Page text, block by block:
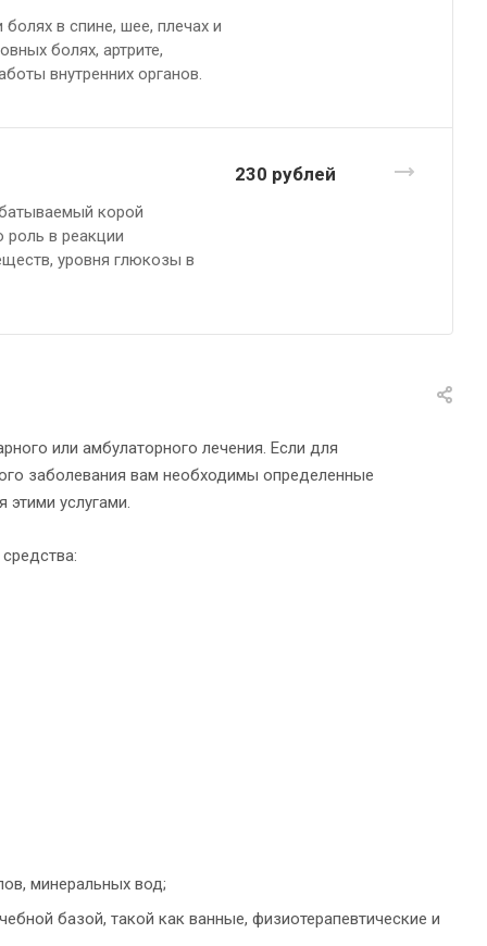
в спине, шее, плечах и
болях, артрите,
внутренних органов.
корой
роль в реакции
уровня глюкозы в
230 рублей
или амбулаторного лечения. Если для
заболевания вам необходимы определенные
услугами.
минеральных вод;
базой, такой как ванные, физиотерапевтические и